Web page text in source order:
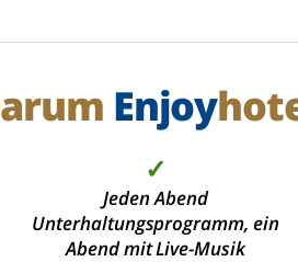
Enjoy
✓
Jeden Abend
Unterhaltungsprogramm, ein
Abend mit Live-Musik